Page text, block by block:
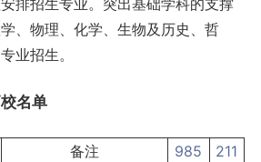
排招生专业。突出基础学科的支撑
、物理、化学、生物及历史、哲
业招生。
名单
备注 985
211